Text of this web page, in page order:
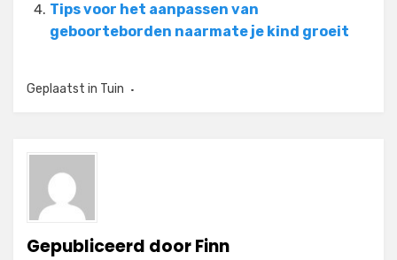
Tips voor het aanpassen van
geboorteborden naarmate je kind groeit
Geplaatst in Tuin
Gepubliceerd doorFinn